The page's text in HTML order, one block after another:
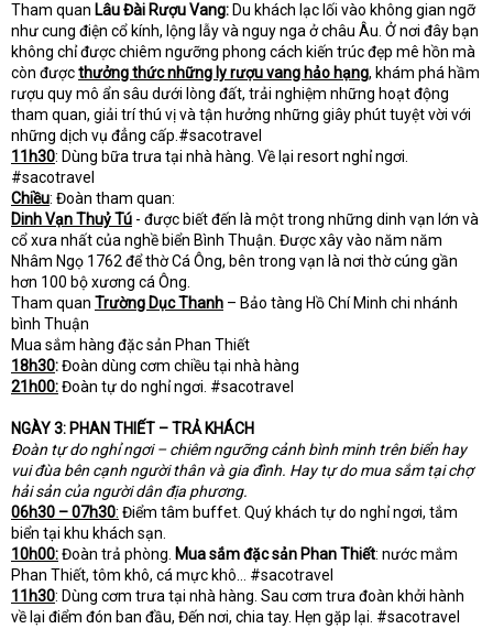
Tham quan Lâu Đài Rượu Vang: Du khách lạc lối vào không gian ngỡ
như cung điện cổ kính, lộng lẫy và nguy nga ở châu Âu. Ở nơi đây bạn
không chỉ được chiêm ngưỡng phong cách kiến trúc đẹp mê hồn mà
còn đượcthưởng thức những ly rượu vang hảo hạng, khám phá hầm
rượu quy mô ẩn sâu dưới lòng đất, trải nghiệm những hoạt động
tham quan, giải trí thú vị và tận hưởng những giây phút tuyệt vời với
những dịch vụ đẳng cấp.#sacotravel
11h30: Dùng bữa trưa tại nhà hàng. Về lại resort nghỉ ngơi.
#sacotravel
Chiều: Đoàn tham quan:
Dinh Vạn Thuỷ Tú - được biết đến là một trong những dinh vạn lớn và
cổ xưa nhất của nghề biển Bình Thuận. Được xây vào năm năm
Nhâm Ngọ 1762 để thờ Cá Ông, bên trong vạn là nơi thờ cúng gần
hơn 100 bộ xương cá Ông.
Tham quan Trường Dục Thanh – Bảo tàng Hồ Chí Minh chi nhánh
bình Thuận
Mua sắm hàng đặc sản Phan Thiết
18h30:Đoàn dùng cơm chiều tại nhà hàng
21h00:Đoàn tự do nghỉ ngơi. #sacotravel
NGÀY 3: PHAN THIẾT – TRẢ KHÁCH
Đoàn tự do nghỉ ngơi – chiêm ngưỡng cảnh bình minh trên biển hay
vui đùa bên cạnh người thân và gia đình. Hay tự do mua sắm tại chợ
hải sản của người dân địa phương.
06h30 – 07h30: Điểm tâm buffet. Quý khách tự do nghỉ ngơi, tắm
biển tại khu khách sạn.
10h00:Đoàn trả phòng. Mua sắm đặc sản Phan Thiết: nước mắm
Phan Thiết, tôm khô, cá mực khô… #sacotravel
11h30: Dùng cơm trưa tại nhà hàng. Sau cơm trưa đoàn khởi hành
về lại điểm đón ban đầu, Đến nơi, chia tay. Hẹn gặp lại. #sacotravel